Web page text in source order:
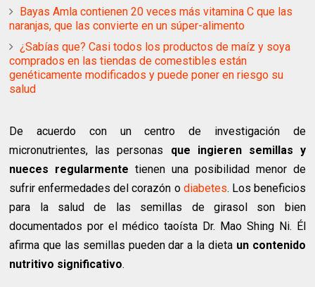
Bayas Amla contienen 20 veces más vitamina C que las
naranjas, que las convierte en un súper-alimento
¿Sabías que? Casi todos los productos de maíz y soya
comprados en las tiendas de comestibles están
genéticamente modificados y puede poner en riesgo su
salud
De acuerdo con un centro de investigación de
micronutrientes, las personas que ingieren semillas y
nueces regularmente tienen una posibilidad menor de
sufrir enfermedades del corazón o diabetes. Los beneficios
para la salud de las semillas de girasol son bien
documentados por el médico taoísta Dr. Mao Shing Ni. Él
afirma que las semillas pueden dar a la dieta un contenido
nutritivo significativo.